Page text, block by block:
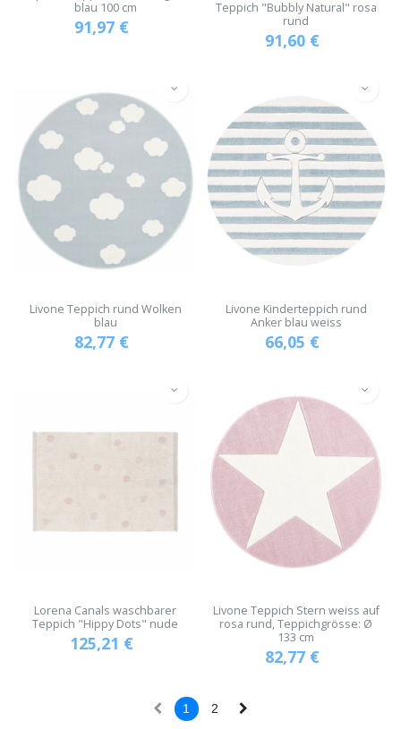
blau 100 cm
91,97 €
Teppich "Bubbly Natural" rosa
rund
91,60 €
Livone Teppich rund Wolken
blau
82,77 €
Livone Kinderteppich rund
Anker blau weiss
66,05 €
Lorena Canals waschbarer
Teppich "Hippy Dots" nude
125,21 €
Livone Teppich Stern weiss auf
rosa rund, Teppichgrösse: Ø
133 cm
82,77 €
1 2